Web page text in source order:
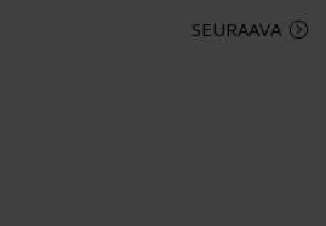
SEURAAVA